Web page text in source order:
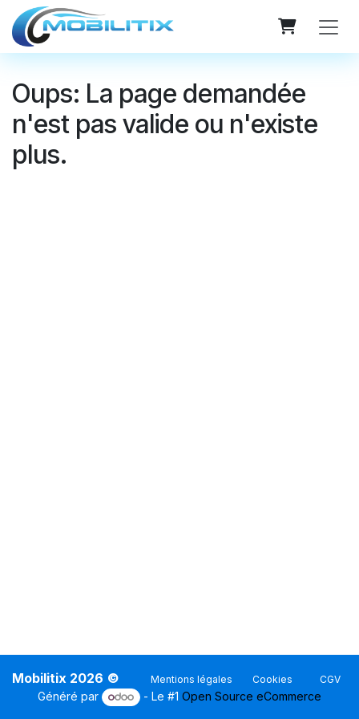
Se rendre au contenu
Oups: La page demandée
n'est pas valide ou n'existe
plus.
Mobilitix 2026 © Mentions légales Cookies CGV
Généré par - Le #1Open Source eCommerce